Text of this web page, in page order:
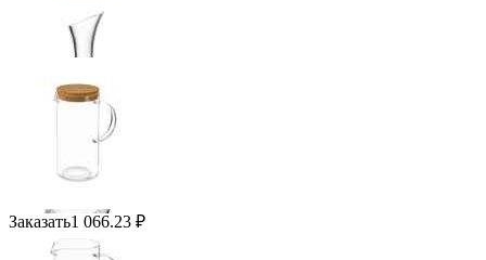
Заказать1 066.23 ₽